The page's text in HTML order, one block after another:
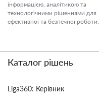
інформацією, аналітикою та
технологічними рішеннями для
ефективної та безпечної роботи.
Каталог рішень
Liga360: Керівник